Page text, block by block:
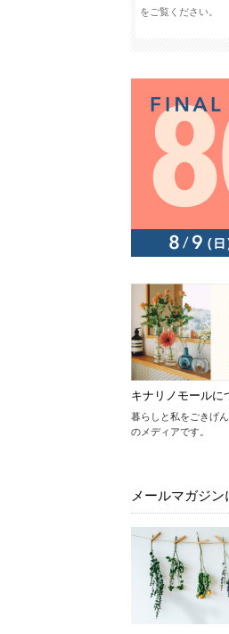
をご覧ください。
キナリノモールに
暮らしと私をごきげ
のメディアです。
メールマガジン